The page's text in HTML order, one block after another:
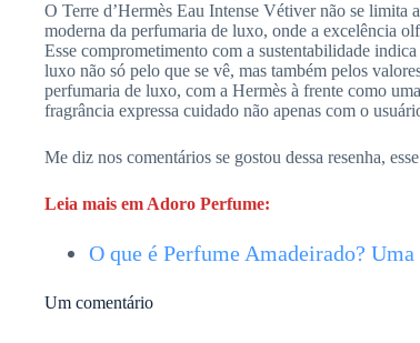
O Terre d’Hermès Eau Intense Vétiver não se limita
moderna da perfumaria de luxo, onde a excelência
Esse comprometimento com a sustentabilidade
luxo não só pelo que se vê, mas também pelos
perfumaria de luxo, com a Hermès à frente como
fragrância expressa cuidado não apenas com o
Me diz nos comentários se gostou dessa resenha,
Leia mais em Adoro Perfume:
O que é Perfume Amadeirado?
Um comentário